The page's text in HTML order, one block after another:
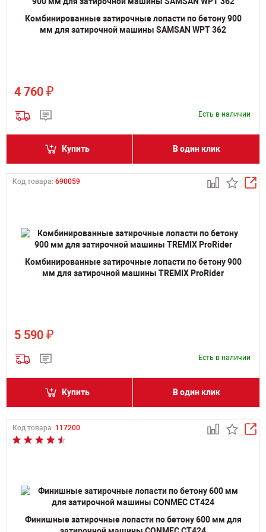
Комбинированные затирочные лопасти по бетону 900
мм для затирочной машины SAMSAN WPT 362
4 760 ₽
Есть в наличии
Купить В один клик
Код товара: 690059
Комбинированные затирочные лопасти по бетону 900
мм для затирочной машины TREMIX ProRider
5 590 ₽
Есть в наличии
Купить В один клик
Код товара: 117200
Финишные затирочные лопасти по бетону 600 мм для